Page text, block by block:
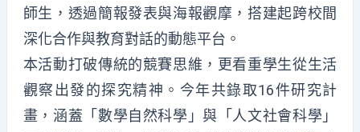
師生，透過簡報發表與海報觀摩，搭建起跨校間
深化合作與教育對話的動態平台。
本活動打破傳統的競賽思維，更看重學生從生活
觀察出發的探究精神。今年共錄取16件研究計
畫，涵蓋「數學自然科學」與「人文社會科學」